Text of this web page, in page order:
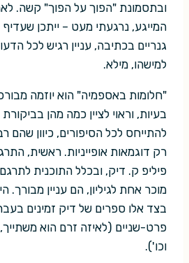
ובתסמונת "הפוך על הפוך" קשה.
המייגע, נרגעתי מעט – ייתכן שעדיף
גנריים בכתיבה, עניין רגיש לכל
למישהו, מילא.
"חלומות באספמיה" הוא יוזמה
בעיות, וראוי לציין כמה מהן
להתייחס לכל הסיפורים, כיוון שהם
רק דוגמאות אופייניות. ראשית,
פיליפ ק. דיק, ובכלל התוכנית
מוכר אחת לגיליון, הם עניין מבורך.
בצד אלו ספרים של דיק זמינים
פרט-שניים (לאיזה זרם הוא
וכו').